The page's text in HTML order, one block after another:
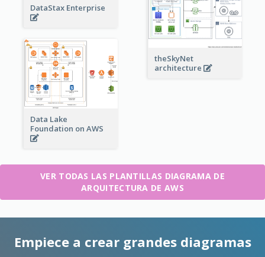
DataStax Enterprise
theSkyNet
architecture
Data Lake
Foundation on AWS
VER TODAS LAS PLANTILLAS DIAGRAMA DE
ARQUITECTURA DE AWS
Empiece a crear grandes diagramas